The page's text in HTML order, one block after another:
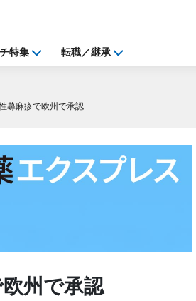
特集 転職／継承
蕁麻疹で欧州で承認
州で承認